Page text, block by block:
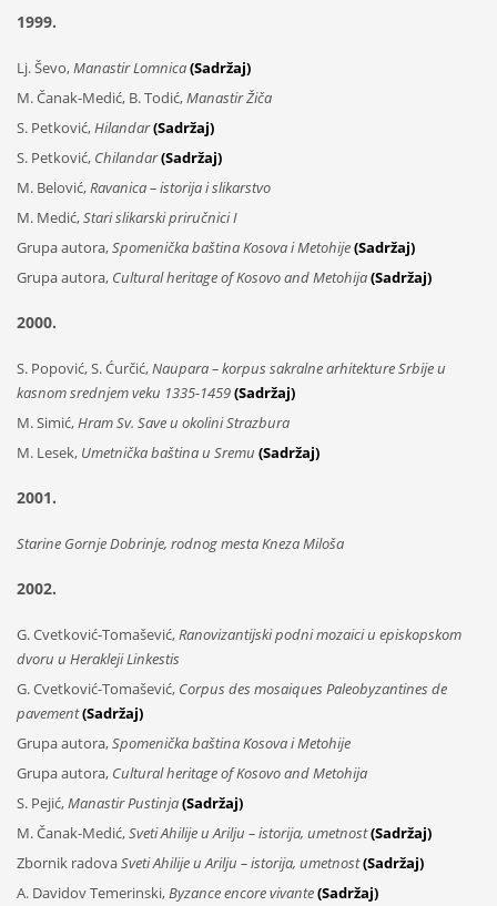
1999.
Lj. Ševo,Manastir Lomnica(Sadržaj)
M. Čanak-Medić, B. Todić,Manastir Žiča
S. Petković,Hilandar(Sadržaj)
S. Petković, Chilandar(Sadržaj)
M. Belović,Ravanica – istorija i slikarstvo
M. Medić,Stari slikarski priručnici I
Grupa autora,Spomenička baština Kosova i Metohije(Sadržaj)
Grupa autora, Cultural heritage of Kosovo and Metohija(Sadržaj)
2000.
S. Popović, S. Ćurčić,Naupara – korpus sakralne arhitekture Srbije u
kasnom srednjem veku 1335-1459(Sadržaj)
M. Simić,Hram Sv. Save u okolini Strazbura
M. Lesek, Umetnička baština u Sremu (Sadržaj)
2001.
Starine Gornje Dobrinje, rodnog mesta Kneza Miloša
2002.
G. Cvetković-Tomašević,Ranovizantijski podni mozaici u episkopskom
dvoru u Herakleji Linkestis
G. Cvetković-Tomašević, Corpus des mosaiques Paleobyzantines de
pavement(Sadržaj)
Grupa autora,Spomenička baština Kosova i Metohije
Grupa autora, Cultural heritage of Kosovo and Metohija
S. Pejić,Manastir Pustinja(Sadržaj)
M. Čanak-Medić,Sveti Ahilije u Arilju – istorija, umetnost(Sadržaj)
Zbornik radovaSveti Ahilije u Arilju – istorija, umetnost(Sadržaj)
A. Davidov Temerinski,Byzance encore vivante(Sadržaj)